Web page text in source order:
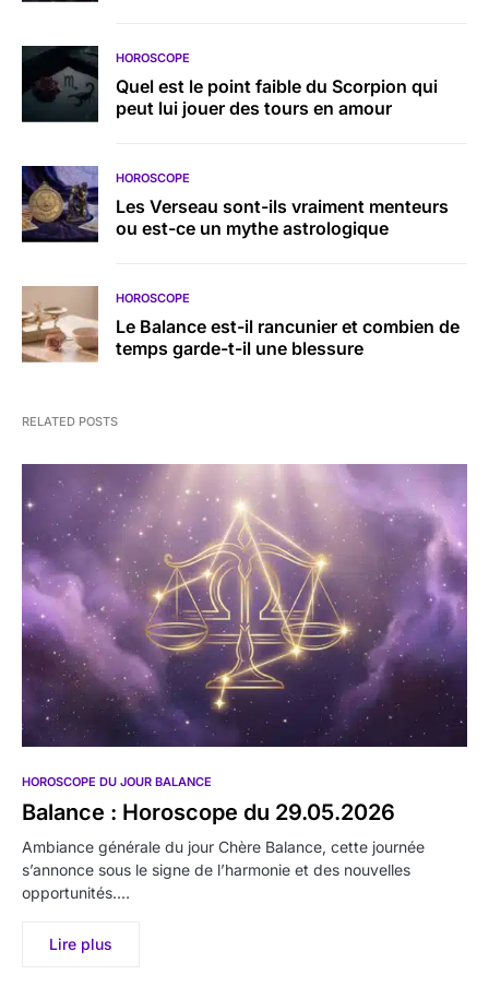
HOROSCOPE
Quel est le point faible du Scorpion qui
peut lui jouer des tours en amour
HOROSCOPE
Les Verseau sont-ils vraiment menteurs
ou est-ce un mythe astrologique
HOROSCOPE
Le Balance est-il rancunier et combien de
temps garde-t-il une blessure
RELATED POSTS
HOROSCOPE DU JOUR BALANCE
Balance : Horoscope du 29.05.2026
Ambiance générale du jour Chère Balance, cette journée
s’annonce sous le signe de l’harmonie et des nouvelles
opportunités.…
Lire plus